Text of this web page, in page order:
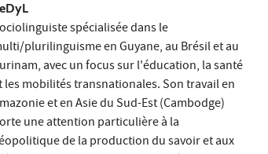
spécialisée dans le
plurilinguisme en Guyane, au Brésil et au
avec un focus sur l'éducation, la santé
les mobilités transnationales. Son travail en
et en Asie du Sud-Est (Cambodge)
une attention particulière à la
de la production du savoir et aux